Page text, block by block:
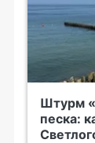
Штурм
песка: